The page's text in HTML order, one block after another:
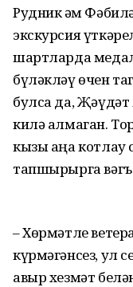
Рудник һәм
экскурсия
шартларда
бүләкләү өчен
булса да,
килә алмаган.
кызы аңа котлау
тапшырырга
– Хөрмәтле
күрмәгәнсез, ул
авыр хезмәт